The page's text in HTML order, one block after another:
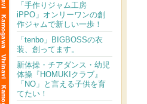
「手作りジャム工房
iPPO」オンリーワンの創
作ジャムで新しい一歩！
「tenbo」BIGBOSSの衣
装、創ってます。
新体操・チアダンス・幼児
体操『HOMUKIクラブ』
「NO」と言える子供を育
てたい！